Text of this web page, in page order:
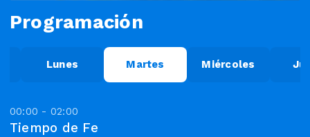
Programación
Lunes Martes Miércoles
00:00 - 02:00
Tiempo de Fe